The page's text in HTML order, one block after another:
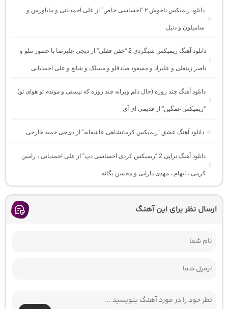
دانلود ریمیکس ناخوش ۲ “احساسی خاص” از علی احمدیانی و مایاورس و
سامیلون و دنیل
دانلود آهنگ ریمیکس شبگردی 2 “خفن قفلی” از دیجی علیرضا با حضور تتلو و
ناصر زینعلی و علیراد و مسعود صادقلو و مسلک و شایع و علی احمدیانی
دانلود آهنگ چند روزه (حال دلم ویرانه چند روزه که نیستی و موندم تو هوای تو)
“ریمیکس غمگین” از قدیمی ای آی
دانلود آهنگ عشق “ریمیکس کرمانشاهی عاشقانه” از دی‌جی حمید خارجی
دانلود آهنگ تراپی 2 “ریمیکس کردی احساسی دپ” از علی احمدیانی ، رامین
کرمی ، ایهام ، مهدی دارابی و محسن یگانه
ارسال نظر برای این آهنگ